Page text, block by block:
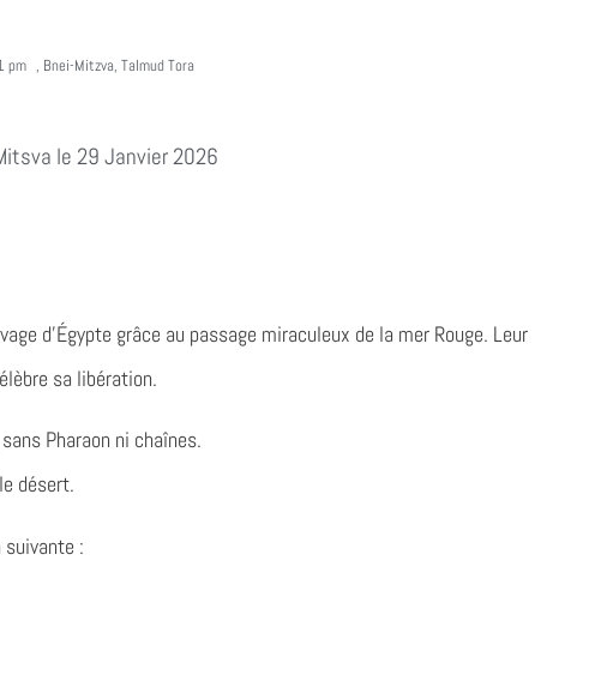
pm , Bnei-Mitzva, Talmud Tora
le 29 Janvier 2026
d’Égypte grâce au passage miraculeux de la mer Rouge. Leur
sa libération.
Pharaon ni chaînes.
désert.
: